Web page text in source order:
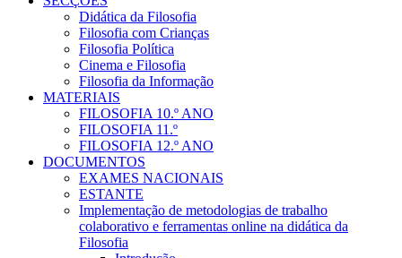
Didática da Filosofia
Filosofia com Crianças
Filosofia Política
Cinema e Filosofia
Filosofia da Informação
MATERIAIS
FILOSOFIA 10.º ANO
FILOSOFIA 11.º
FILOSOFIA 12.º ANO
DOCUMENTOS
EXAMES NACIONAIS
ESTANTE
Implementação de metodologias de trabalho
colaborativo e ferramentas online na didática da
Filosofia